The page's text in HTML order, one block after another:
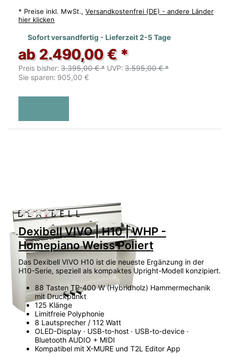
* Preise inkl. MwSt., Versandkostenfrei (DE) - andere Länder
hier klicken
Sofort versandfertig - Lieferzeit 2-5 Tage
ab 2.490,00 € *
Preis bisher: 3.395,00 € * UVP: 3.595,00 € *
Sie sparen: 905,00 €
Zu diesem Produkt liegen noch keine
Dexibell VIVO | H10 | WHP -
Homepiano Weiss Poliert
Das Dexibell VIVO H10 ist die neueste Ergänzung in der
H10-Serie, speziell als kompaktes Upright-Modell konzipiert.
88 Tasten TP-400 W (Hybridholz) Hammermechanik
mit Druckpunkt
125 Klänge
Limitfreie Polyphonie
8 Lautsprecher / 112 Watt
OLED-Display · USB-to-host · USB-to-device ·
Bluetooth AUDIO + MIDI
Kompatibel mit X-MURE und T2L Editor App